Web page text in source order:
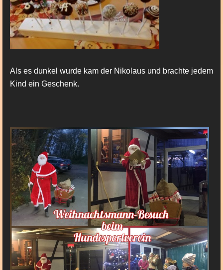
Als es dunkel wurde kam der Nikolaus und brachte jedem
Kind ein Geschenk.